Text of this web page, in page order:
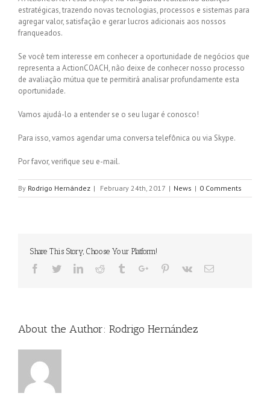
estratégicas, trazendo novas tecnologias, processos e sistemas para
agregar valor, satisfação e gerar lucros adicionais aos nossos
franqueados.
Se você tem interesse em conhecer a oportunidade de negócios que
representa a ActionCOACH, não deixe de conhecer nosso processo
de avaliação mútua que te permitirá analisar profundamente esta
oportunidade.
Vamos ajudá-lo a entender se o seu lugar é conosco!
Para isso, vamos agendar uma conversa telefônica ou via Skype.
Por favor, verifique seu e-mail.
By Rodrigo Hernández | February 24th, 2017 | News | 0 Comments
Share This Story, Choose Your Platform!
Facebook
TwitterLinkedinReddit TumblrGoogle+Pinterest
Vk Email
About the Author: Rodrigo Hernández